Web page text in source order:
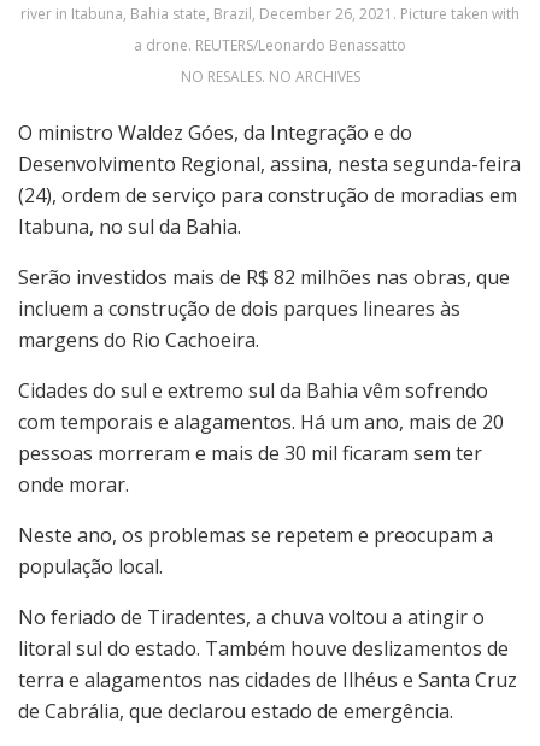
river in Itabuna, Bahia state, Brazil, December 26, 2021. Picture taken with
a drone. REUTERS/Leonardo Benassatto
NO RESALES. NO ARCHIVES
O ministro Waldez Góes, da Integração e do
Desenvolvimento Regional, assina, nesta segunda-feira
(24), ordem de serviço para construção de moradias em
Itabuna, no sul da Bahia.
Serão investidos mais de R$ 82 milhões nas obras, que
incluem a construção de dois parques lineares às
margens do Rio Cachoeira.
Cidades do sul e extremo sul da Bahia vêm sofrendo
com temporais e alagamentos. Há um ano, mais de 20
pessoas morreram e mais de 30 mil ficaram sem ter
onde morar.
Neste ano, os problemas se repetem e preocupam a
população local.
No feriado de Tiradentes, a chuva voltou a atingir o
litoral sul do estado. Também houve deslizamentos de
terra e alagamentos nas cidades de Ilhéus e Santa Cruz
de Cabrália, que declarou estado de emergência.